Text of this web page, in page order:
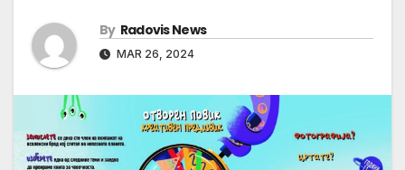
By Radovis News
MAR 26, 2024